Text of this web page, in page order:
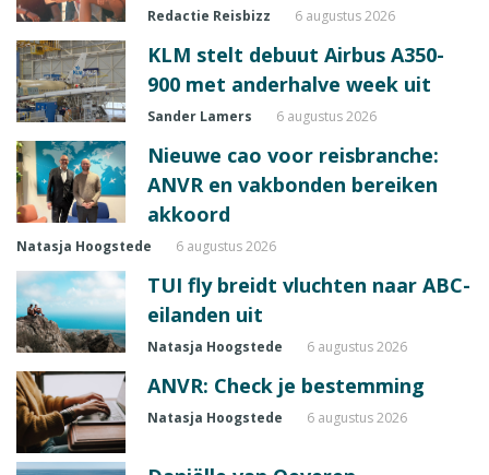
Redactie Reisbizz 6 augustus 2026
KLM stelt debuut Airbus A350-
900 met anderhalve week uit
Sander Lamers 6 augustus 2026
Nieuwe cao voor reisbranche:
ANVR en vakbonden bereiken
akkoord
Natasja Hoogstede 6 augustus 2026
TUI fly breidt vluchten naar ABC-
eilanden uit
Natasja Hoogstede 6 augustus 2026
ANVR: Check je bestemming
Natasja Hoogstede 6 augustus 2026